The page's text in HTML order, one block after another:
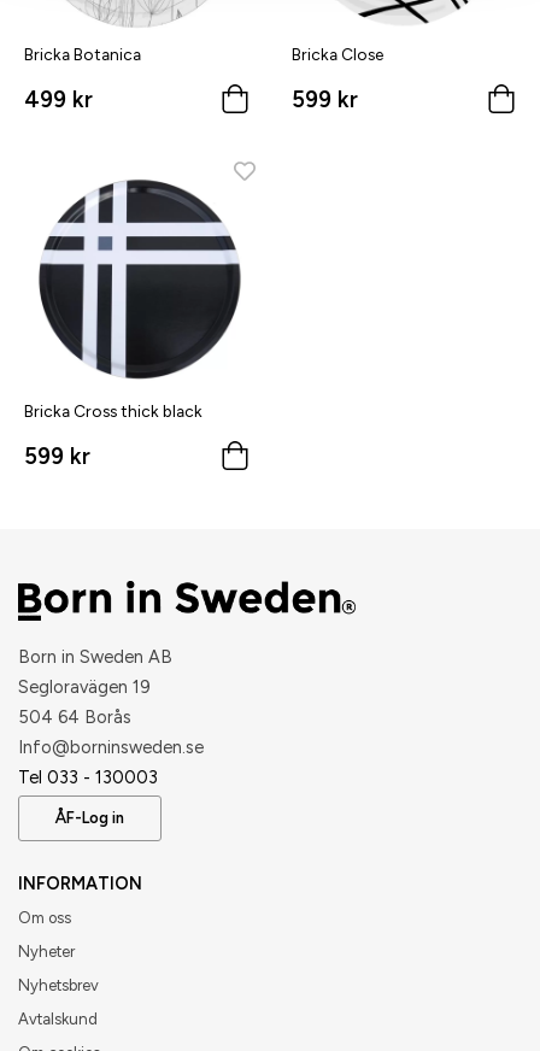
Bricka Botanica
499 kr
Bricka Close
599 kr
Bricka Cross thick black
599 kr
Born in Sweden AB
Segloravägen 19
504 64 Borås
​Info@borninsweden.se
Tel 033 - 130003
ÅF-Log in
INFORMATION
Om oss
Nyheter
Nyhetsbrev
Avtalskund